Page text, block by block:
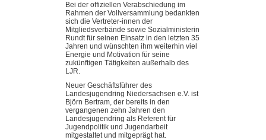
Bei der offiziellen Verabschiedung im
Rahmen der Vollversammlung bedankten
sich die Vertreter-innen der
Mitgliedsverbände sowie Sozialministerin
Rundt für seinen Einsatz in den letzten 35
Jahren und wünschten ihm weiterhin viel
Energie und Motivation für seine
zukünftigen Tätigkeiten außerhalb des
LJR.
Neuer Geschäftsführer des
Landesjugendring Niedersachsen e.V. ist
Björn Bertram, der bereits in den
vergangenen zehn Jahren den
Landesjugendring als Referent für
Jugendpolitik und Jugendarbeit
mitgestaltet und mitgeprägt hat.